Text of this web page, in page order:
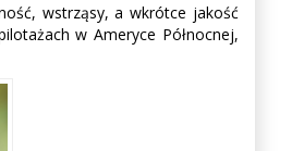
wstrząsy, a wkrótce jakość
w Ameryce Północnej,